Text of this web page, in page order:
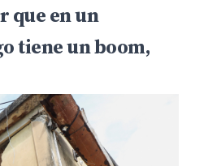
que en un
tiene un boom,